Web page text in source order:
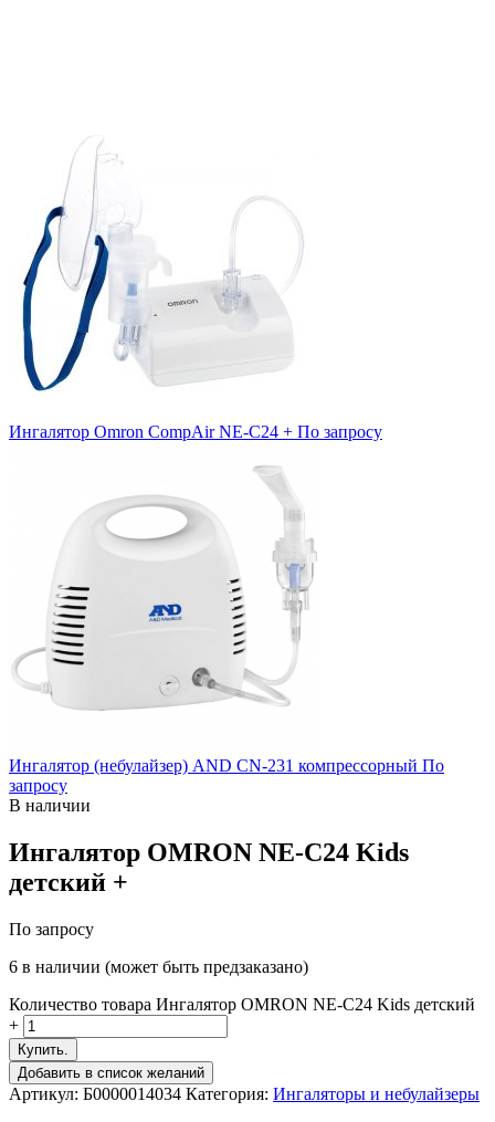
Ингалятор Omron CompAir NE-C24 + По запросу
Ингалятор (небулайзер) AND CN-231 компрессорный По
запросу
В наличии
Ингалятор OMRON NE-C24 Kids
детский +
По запросу
6 в наличии (может быть предзаказано)
Количество товара Ингалятор OMRON NE-C24 Kids детский
+
Купить.
Добавить в список желаний
Артикул: Б0000014034 Категория: Ингаляторы и небулайзеры